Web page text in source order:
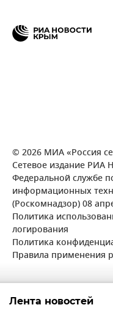
© 2026 МИА «Россия
Сетевое издание РИА
Федеральной службе
информационных
(Роскомнадзор) 08
Политика
логирования
Политика
Правила применения
Лента новостей